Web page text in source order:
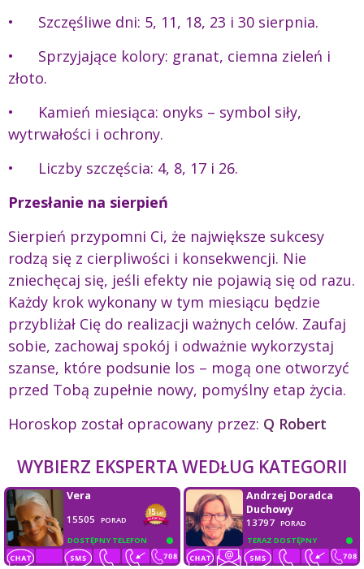
• Szczęśliwe dni: 5, 11, 18, 23 i 30 sierpnia.
• Sprzyjające kolory: granat, ciemna zieleń i
złoto.
• Kamień miesiąca: onyks – symbol siły,
wytrwałości i ochrony.
• Liczby szczęścia: 4, 8, 17 i 26.
Przesłanie na sierpień
Sierpień przypomni Ci, że największe sukcesy
rodzą się z cierpliwości i konsekwencji. Nie
zniechęcaj się, jeśli efekty nie pojawią się od razu.
Każdy krok wykonany w tym miesiącu będzie
przybliżał Cię do realizacji ważnych celów. Zaufaj
sobie, zachowaj spokój i odważnie wykorzystaj
szanse, które podsunie los – mogą one otworzyć
przed Tobą zupełnie nowy, pomyślny etap życia.
Horoskop został opracowany przez: Q Robert
WYBIERZ EKSPERTA WEDŁUG KATEGORII
DOSTĘPNY TELEFON
Vera
15505
PORAD
TERAZ DOSTĘPNY
Andrzej Doradca
Duchowy
13797 PORAD